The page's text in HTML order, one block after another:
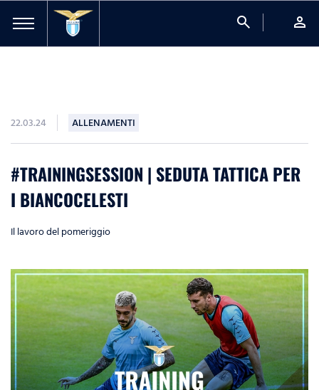
search person
22.03.24 ALLENAMENTI
#TRAININGSESSION | SEDUTA TATTICA PER
I BIANCOCELESTI
Il lavoro del pomeriggio